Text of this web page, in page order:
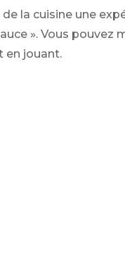
la cuisine une
». Vous
en jouant.